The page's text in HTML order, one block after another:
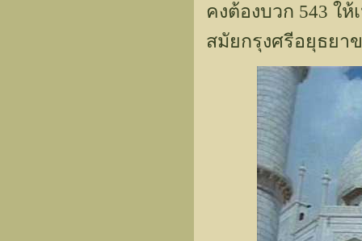
คงต้องบวก 543 ใ
สมัยกรุงศรีอยุธยา